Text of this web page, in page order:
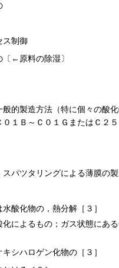
ス制御
←原料の除湿〕
般的製造方法（特に個々の酸
１Ｂ～Ｃ０１ＧまたはＣ２
パツタリングによる薄膜の製
酸化物の，熱分解［３］
化によるもの；ガス状態にあ
シハロゲン化物の［３］